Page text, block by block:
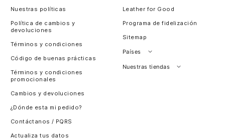
Nuestras políticas
Política de cambios y
devoluciones
Términos y condiciones
Código de buenas prácticas
Términos y condiciones
promocionales
Cambios y devoluciones
¿Dónde esta mi pedido?
Contáctanos / PQRS
Actualiza tus datos
Leather for Good
Programa de fidelización
Sitemap
Países
Perú
Nuestras tiendas